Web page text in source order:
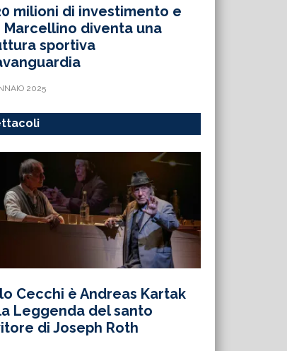
milioni di investimento e
Marcellino diventa una
sportiva
2025
Cecchi è Andreas Kartak
Leggenda del santo
di Joseph Roth